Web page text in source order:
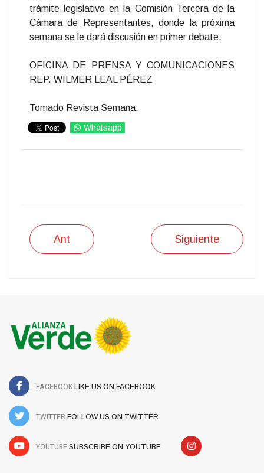
trámite legislativo en la Comisión Tercera de la
Cámara de Representantes, donde la próxima
semana se le dará discusión en primer debate.
OFICINA DE PRENSA Y COMUNICACIONES
REP. WILMER LEAL PÉREZ
Tomado Revista Semana.
Whatsapp
Ant Siguiente
FACEBOOK LIKE US ON FACEBOOK
TWITTER FOLLOW US ON TWITTER
YOUTUBE SUBSCRIBE ON YOUTUBE